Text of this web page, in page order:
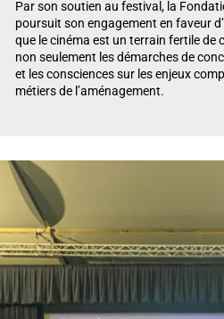
Par son soutien au festival, la
poursuit son engagement en faveur
que le cinéma est un terrain fertile de
non seulement les démarches de
et les consciences sur les enjeux
métiers de l’aménagement.